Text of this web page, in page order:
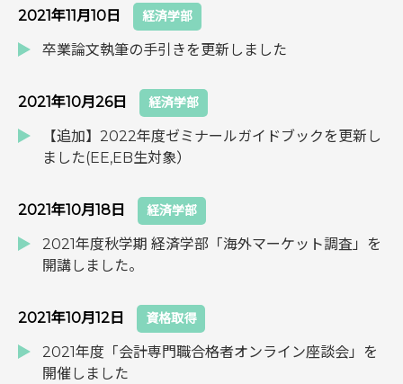
2021年11月10日 経済学部
卒業論文執筆の手引きを更新しました
2021年10月26日 経済学部
【追加】2022年度ゼミナールガイドブックを更新し
ました(EE,EB生対象）
2021年10月18日 経済学部
2021年度秋学期 経済学部「海外マーケット調査」を
開講しました。
2021年10月12日 資格取得
2021年度「会計専門職合格者オンライン座談会」を
開催しました